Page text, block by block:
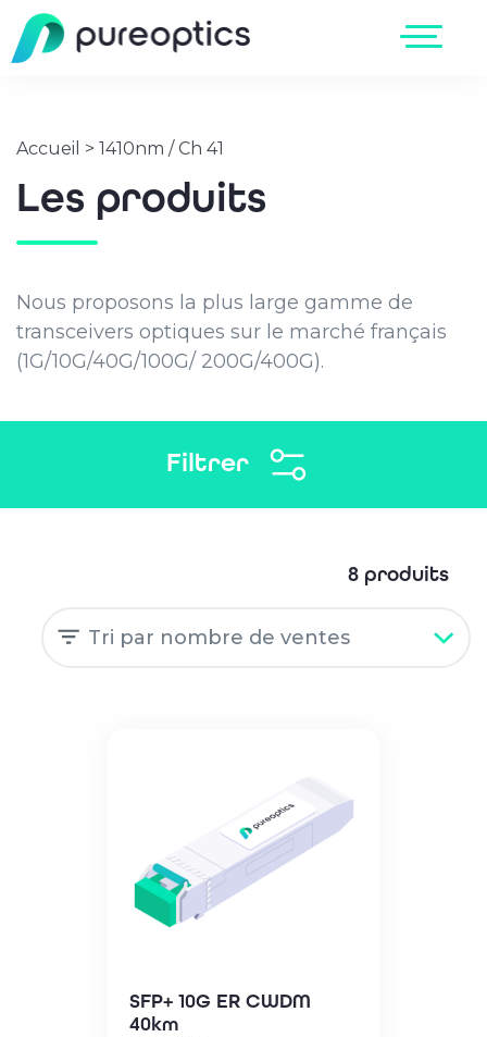
Accueil > 1410nm / Ch 41
Les produits
Nous proposons la plus large gamme de
transceivers optiques sur le marché français
(1G/10G/40G/100G/ 200G/400G).
Filtrer
8 produits
SFP+ 10G ER CWDM
40km